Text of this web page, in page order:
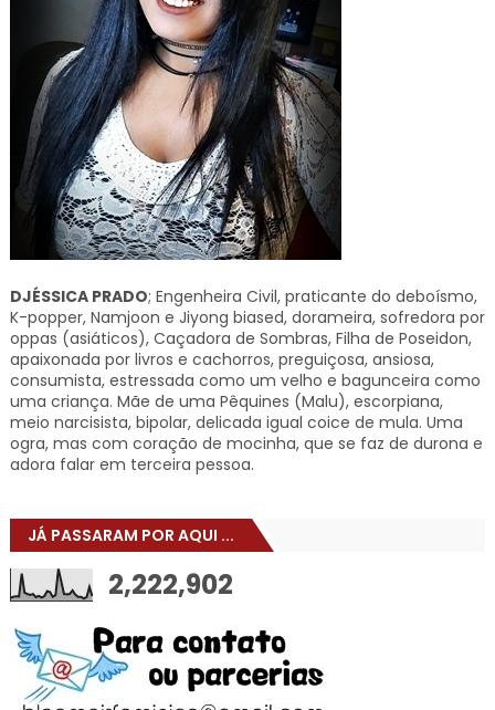
DJÉSSICA PRADO; Engenheira Civil, praticante do deboísmo,
K-popper, Namjoon e Jiyong biased, dorameira, sofredora por
oppas (asiáticos), Caçadora de Sombras, Filha de Poseidon,
apaixonada por livros e cachorros, preguiçosa, ansiosa,
consumista, estressada como um velho e bagunceira como
uma criança. Mãe de uma Pêquines (Malu), escorpiana,
meio narcisista, bipolar, delicada igual coice de mula. Uma
ogra, mas com coração de mocinha, que se faz de durona e
adora falar em terceira pessoa.
JÁ PASSARAM POR AQUI ...
2,222,902